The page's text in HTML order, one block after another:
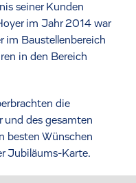
seiner Kunden
im Jahr 2014 war
im Baustellenbereich
in den Bereich
die
und des gesamten
besten Wünschen
Jubiläums-Karte.